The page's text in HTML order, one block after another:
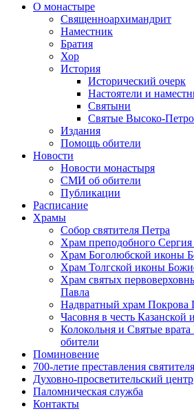
О монастыре
Священноархимандрит
Наместник
Братия
Хор
История
Исторический очерк
Настоятели и
Святыни
Святые Высоко-
Издания
Помощь обители
Новости
Новости монастыря
СМИ об обители
Публикации
Расписание
Храмы
Собор святителя Петра
Храм преподобного Сергия
Храм Боголюбской иконы
Храм Толгской иконы
Храм святых
Павла
Надвратный храм Покрова
Часовня в честь
Колокольня и Святые
обители
Поминовение
700-летие преставления
Духовно-просветительский центр
Паломническая служба
Контакты